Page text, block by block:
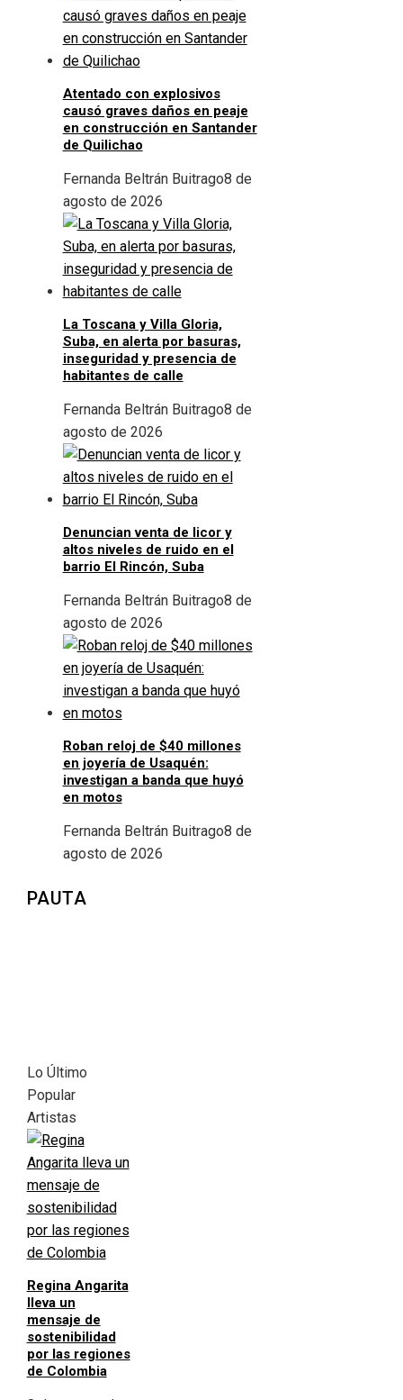
Atentado con explosivos
causó graves daños en peaje
en construcción en Santander
de Quilichao
Fernanda Beltrán Buitrago8 de
agosto de 2026
La Toscana y Villa Gloria,
Suba, en alerta por basuras,
inseguridad y presencia de
habitantes de calle
Fernanda Beltrán Buitrago8 de
agosto de 2026
Denuncian venta de licor y
altos niveles de ruido en el
barrio El Rincón, Suba
Fernanda Beltrán Buitrago8 de
agosto de 2026
Roban reloj de $40 millones
en joyería de Usaquén:
investigan a banda que huyó
en motos
Fernanda Beltrán Buitrago8 de
agosto de 2026
PAUTA
Lo Último
Popular
Artistas
Regina Angarita
lleva un
mensaje de
sostenibilidad
por las regiones
de Colombia